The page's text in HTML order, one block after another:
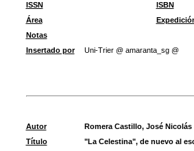
ISSN
ISBN
Área
Notas
Insertado por
Uni-Trier @ amaranta_sg @
Autor
Romera Castillo, José Nicolás
Título
"La Celestina", de nuevo al